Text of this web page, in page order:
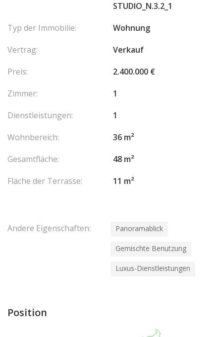
STUDIO_N.3.2_1
Typ der Immobilie:
Wohnung
Vertrag:
Verkauf
Preis:
2.400.000 €
Zimmer:
1
Dienstleistungen:
1
Wohnbereich:
36 m²
Gesamtfläche:
48 m²
Fläche der Terrasse:
11 m²
Andere Eigenschaften: Panoramablick
Gemischte Benutzung
Luxus-Dienstleistungen
Position